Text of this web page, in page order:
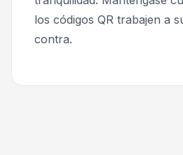
los códigos QR trabajen a
contra.